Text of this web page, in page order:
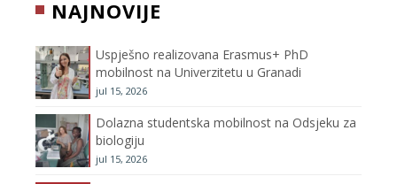
o
o
k
e
r
r
e
NAJNOVIJE
Uspješno realizovana Erasmus+ PhD
mobilnost na Univerzitetu u Granadi
jul 15, 2026
Dolazna studentska mobilnost na Odsjeku za
biologiju
jul 15, 2026